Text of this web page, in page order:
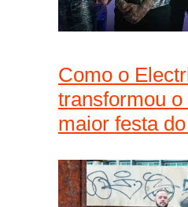
Como o
transformou
maior festa